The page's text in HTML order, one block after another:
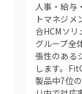
人事・給与
トマネジメ
合HCMソリ
グループ全
張性のある
します。
製品中7位